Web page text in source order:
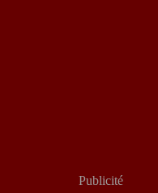
Publicité